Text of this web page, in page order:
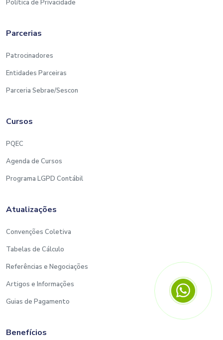
Política de Privacidade
Parcerias
Patrocinadores
Entidades Parceiras
Parceria Sebrae/Sescon
Cursos
PQEC
Agenda de Cursos
Programa LGPD Contábil
Atualizações
Convenções Coletiva
Tabelas de Cálculo
Referências e Negociações
Artigos e Informações
Guias de Pagamento
Benefícios